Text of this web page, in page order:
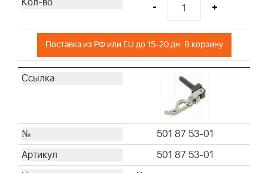
- +
Поставка из РФ или EU до 15-20 дн. В корзину
501 87 53-01
501 87 53-01